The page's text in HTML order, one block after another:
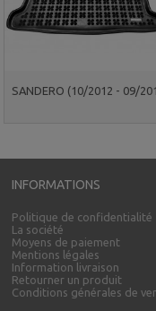
SANDERO (10/2012 - 09/
INFORMATIONS
Politique de confidentialité
La société
Moyens de paiement
Mentions légales
Information livraison
Retourner un produit
Conditions générales de